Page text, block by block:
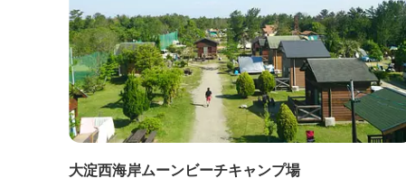
大淀西海岸ムーンビーチキャンプ場